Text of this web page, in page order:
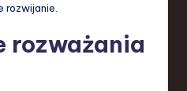
rozwijanie.
rozważania